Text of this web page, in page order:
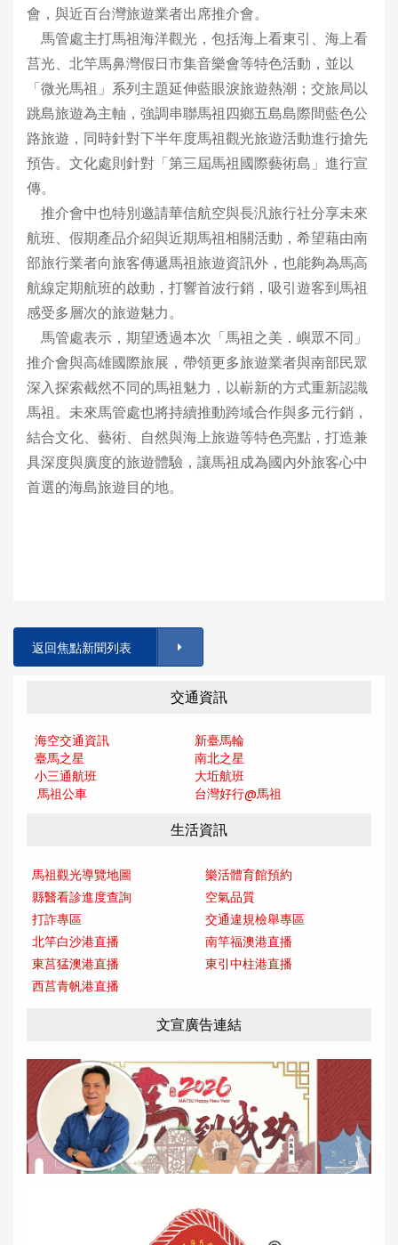
會，與近百台灣旅遊業者出席推介會。
馬管處主打馬祖海洋觀光，包括海上看東引、海上看
莒光、北竿馬鼻灣假日市集音樂會等特色活動，並以
「微光馬祖」系列主題延伸藍眼淚旅遊熱潮；交旅局以
跳島旅遊為主軸，強調串聯馬祖四鄉五島島際間藍色公
路旅遊，同時針對下半年度馬祖觀光旅遊活動進行搶先
預告。文化處則針對「第三屆馬祖國際藝術島」進行宣
傳。
推介會中也特別邀請華信航空與長汎旅行社分享未來
航班、假期產品介紹與近期馬祖相關活動，希望藉由南
部旅行業者向旅客傳遞馬祖旅遊資訊外，也能夠為馬高
航線定期航班的啟動，打響首波行銷，吸引遊客到馬祖
感受多層次的旅遊魅力。
馬管處表示，期望透過本次「馬祖之美．嶼眾不同」
推介會與高雄國際旅展，帶領更多旅遊業者與南部民眾
深入探索截然不同的馬祖魅力，以嶄新的方式重新認識
馬祖。未來馬管處也將持續推動跨域合作與多元行銷，
結合文化、藝術、自然與海上旅遊等特色亮點，打造兼
具深度與廣度的旅遊體驗，讓馬祖成為國內外旅客心中
首選的海島旅遊目的地。
返回焦點新聞列表
交通資訊
海空交通資訊
新臺馬輪
臺馬之星
南北之星
小三通航班
大坵航班
馬祖公車
台灣好行@馬祖
生活資訊
馬祖觀光導覽地圖
樂活體育館預約
縣醫看診進度查詢
空氣品質
打詐專區
交通違規檢舉專區
北竿白沙港直播
南竿福澳港直播
東莒猛澳港直播
東引中柱港直播
西莒青帆港直播
文宣廣告連結